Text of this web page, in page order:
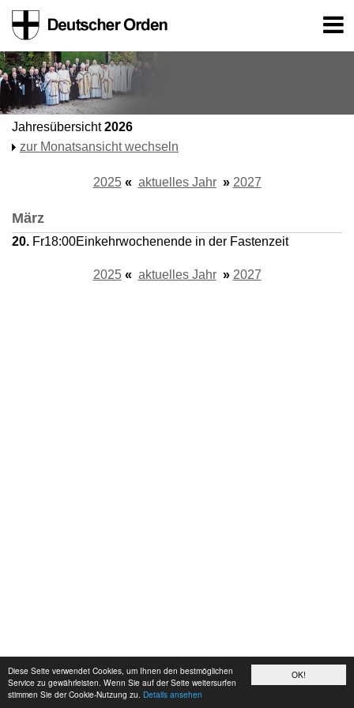
OK!
Diese Seite verwendet Cookies, um Ihnen den bestmöglichen
Service zu gewährleisten. Wenn Sie auf der Seite weitersurfen
stimmen Sie der Cookie-Nutzung zu. Details ansehen
Jahresübersicht2026
zur Monatsansicht wechseln
2025 « aktuelles Jahr » 2027
März
20. Fr18:00Einkehrwochenende in der Fastenzeit
2025 « aktuelles Jahr » 2027